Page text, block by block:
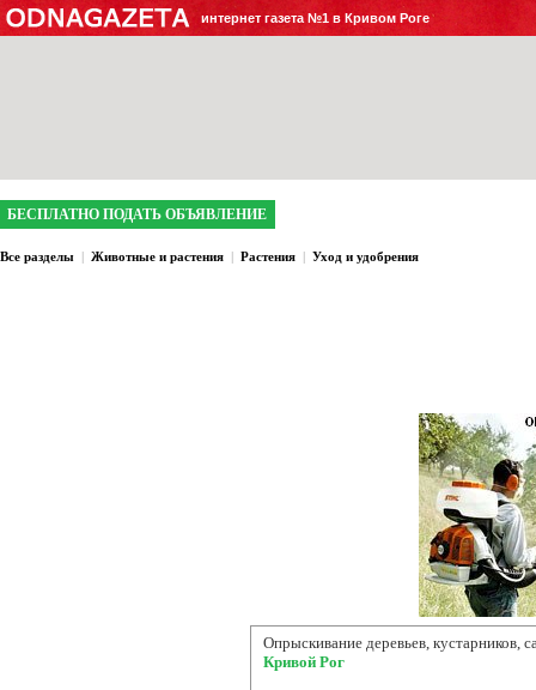
интернет газета №1 в Кривом Роге
БЕСПЛАТНО ПОДАТЬ ОБЪЯВЛЕНИЕ
Все разделы | Животные и растения | Растения | Уход и удобрения
Опрыскивание деревьев, кустарников,
Кривой Рог